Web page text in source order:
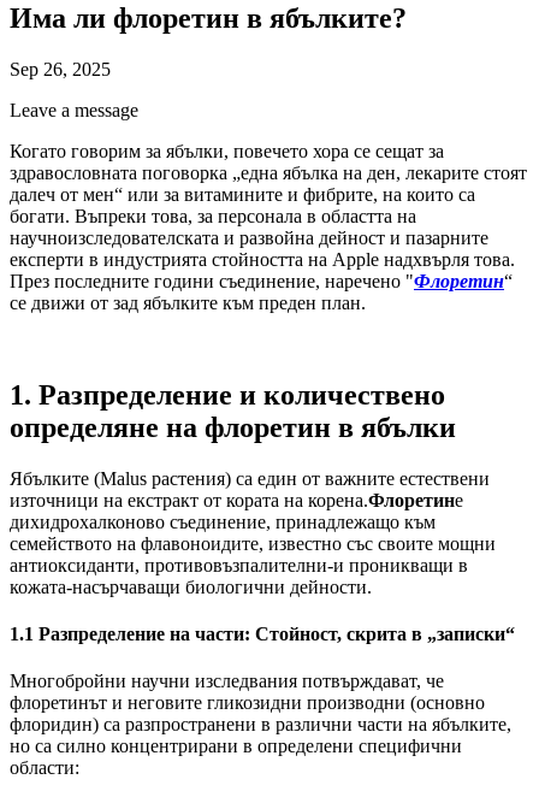
Има ли флоретин в ябълките?
Sep 26, 2025
Leave a message
Когато говорим за ябълки, повечето хора се сещат за
здравословната поговорка „една ябълка на ден, лекарите стоят
далеч от мен“ или за витамините и фибрите, на които са
богати. Въпреки това, за персонала в областта на
научноизследователската и развойна дейност и пазарните
експерти в индустрията стойността на Apple надхвърля това.
През последните години съединение, наречено "Флоретин“
се движи от зад ябълките към преден план.
1. Разпределение и количествено
определяне на флоретин в ябълки
Ябълките (Malus растения) са един от важните естествени
източници на екстракт от кората на корена.Флоретине
дихидрохалконово съединение, принадлежащо към
семейството на флавоноидите, известно със своите мощни
антиоксиданти, противовъзпалителни-и проникващи в
кожата-насърчаващи биологични дейности.
1.1 Разпределение на части: Стойност, скрита в „записки“
Многобройни научни изследвания потвърждават, че
флоретинът и неговите гликозидни производни (основно
флоридин) са разпространени в различни части на ябълките,
но са силно концентрирани в определени специфични
области: